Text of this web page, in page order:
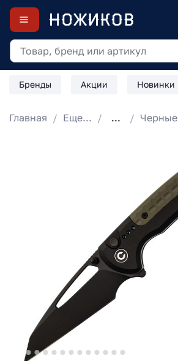
Бренды Акции Новинки
Главная Еще... ... Черные